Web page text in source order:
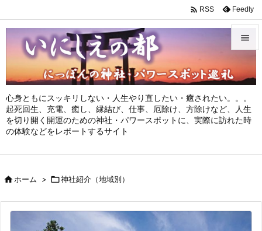
心身ともにスッキリしない・人生やり直したい・癒されたい。。。
起死回生、充電、癒し、縁結び、仕事、厄除け、方除けなど、人生
を切り開く開運のための神社・パワースポットに、実際に訪れた時
の体験などをレポートするサイト


メニュ
サイド


 RSS Feedly
ホーム > 神社紹介（地域別）